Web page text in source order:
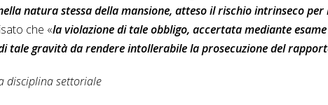
natura stessa della mansione, atteso il rischio intrinseco per
che «la violazione di tale obbligo, accertata mediante esame
tale gravità da rendere intollerabile la prosecuzione del
disciplina settoriale